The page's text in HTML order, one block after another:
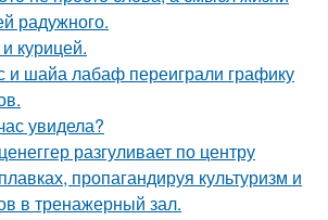
радужного.
курицей.
и шайа лабаф переиграли графику
увидела?
разгуливает по центру
пропагандируя культуризм и
в тренажерный зал.